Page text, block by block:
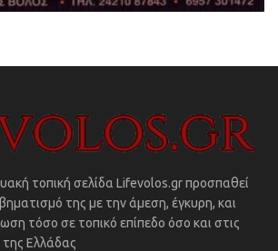
τοπική σελίδα Lifevolos.gr προσπαθεί
της με την άμεση, έγκυρη, και
τόσο σε τοπικό επίπεδο όσο και στις
της Ελλάδας